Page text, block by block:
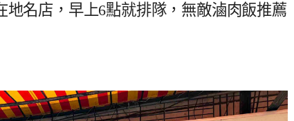
地名店，早上6點就排隊，無敵滷肉飯推薦